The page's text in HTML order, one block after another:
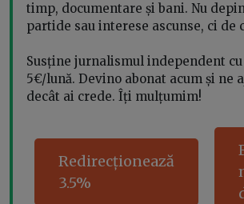
timp, documentare și bani. Nu
partide sau interese ascunse, ci de
Susține jurnalismul independent
5€/lună. Devino abonat acum și ne
decât ai crede. Îți mulțumim!
Redirecționează
3.5%